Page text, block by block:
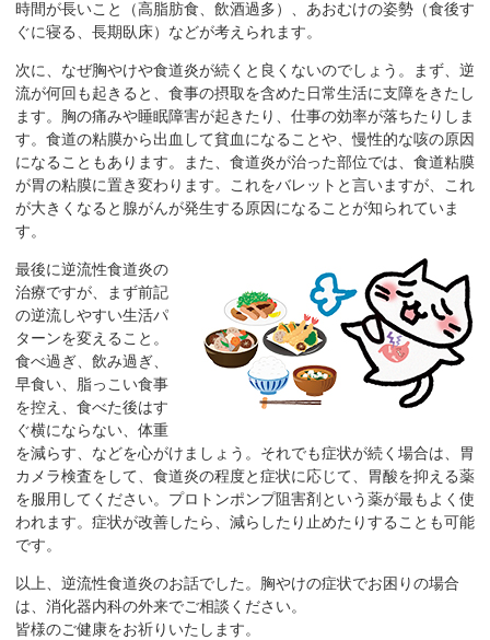
文
移
動
し
ま
す
サ
イ
ド
メ
ニ
ュ
ー
へ
移
動
し
ま
す
時間が長いこと（高脂肪食、飲酒過多）、あおむけの姿勢（食後す
ぐに寝る、長期臥床）などが考えられます。
次に、なぜ胸やけや食道炎が続くと良くないのでしょう。まず、逆
流が何回も起きると、食事の摂取を含めた日常生活に支障をきたし
ます。胸の痛みや睡眠障害が起きたり、仕事の効率が落ちたりしま
す。食道の粘膜から出血して貧血になることや、慢性的な咳の原因
になることもあります。また、食道炎が治った部位では、食道粘膜
が胃の粘膜に置き変わります。これをバレットと言いますが、これ
が大きくなると腺がんが発生する原因になることが知られていま
す。
最後に逆流性食道炎の
治療ですが、まず前記
の逆流しやすい生活パ
ターンを変えること。
食べ過ぎ、飲み過ぎ、
早食い、脂っこい食事
を控え、食べた後はす
ぐ横にならない、体重
を減らす、などを心がけましょう。それでも症状が続く場合は、胃
カメラ検査をして、食道炎の程度と症状に応じて、胃酸を抑える薬
を服用してください。プロトンポンプ阻害剤という薬が最もよく使
われます。症状が改善したら、減らしたり止めたりすることも可能
です。
以上、逆流性食道炎のお話でした。胸やけの症状でお困りの場合
は、消化器内科の外来でご相談ください。
皆様のご健康をお祈りいたします。